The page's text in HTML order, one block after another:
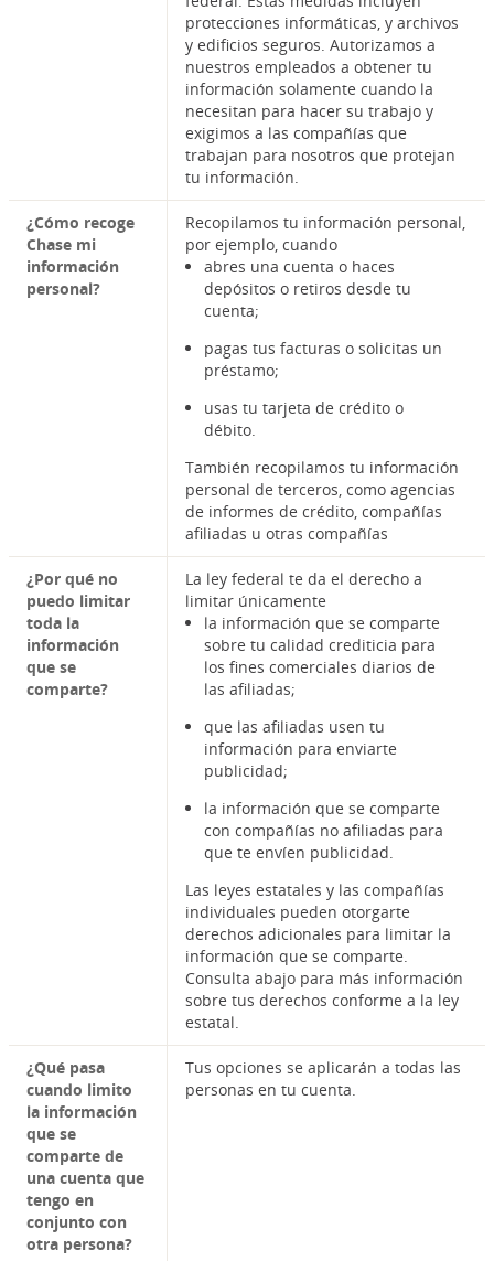
protecciones informáticas, y archivos
y edificios seguros. Autorizamos a
nuestros empleados a obtener tu
información solamente cuando la
necesitan para hacer su trabajo y
exigimos a las compañías que
trabajan para nosotros que protejan
tu información.
¿Cómo recoge
Chase mi
información
personal?
Recopilamos tu información personal,
por ejemplo, cuando
abres una cuenta o haces
depósitos o retiros desde tu
cuenta;
pagas tus facturas o solicitas un
préstamo;
usas tu tarjeta de crédito o
débito.
También recopilamos tu información
personal de terceros, como agencias
de informes de crédito, compañías
afiliadas u otras compañías
¿Por qué no
puedo limitar
toda la
información
que se
comparte?
La ley federal te da el derecho a
limitar únicamente
la información que se comparte
sobre tu calidad crediticia para
los fines comerciales diarios de
las afiliadas;
que las afiliadas usen tu
información para enviarte
publicidad;
la información que se comparte
con compañías no afiliadas para
que te envíen publicidad.
Las leyes estatales y las compañías
individuales pueden otorgarte
derechos adicionales para limitar la
información que se comparte.
Consulta abajo para más información
sobre tus derechos conforme a la ley
estatal.
¿Qué pasa
cuando limito
la información
que se
comparte de
una cuenta que
tengo en
conjunto con
otra persona?
Tus opciones se aplicarán a todas las
personas en tu cuenta.